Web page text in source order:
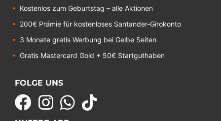
Kostenlos zum Geburtstag – alle Aktionen
200€ Prämie für kostenloses Santander-Girokonto
3 Monate gratis Werbung bei Gelbe Seiten
Gratis Mastercard Gold + 50€ Startguthaben
FOLGE UNS